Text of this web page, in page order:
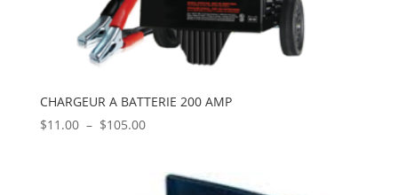
CHARGEUR A BATTERIE 200 AMP
$11.00 – $105.00Plage
$11.00